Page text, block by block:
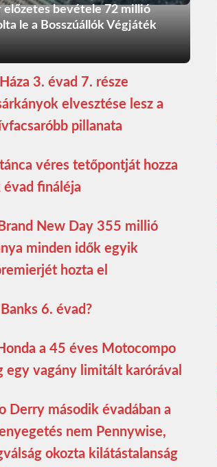
előzetes bevétele 72 millió
le a Bosszúállók Végjáték
3. évad 7. része
elvesztése lesz a
pillanata
véres tetőpontját hozza
évad fináléja
New Day 355 millió
minden idők egyik
hozta el
6. évad?
a 45 éves Motocompo
vagány limitált karórával
Derry második évadában a
nem Pennywise,
okozta kilátástalanság